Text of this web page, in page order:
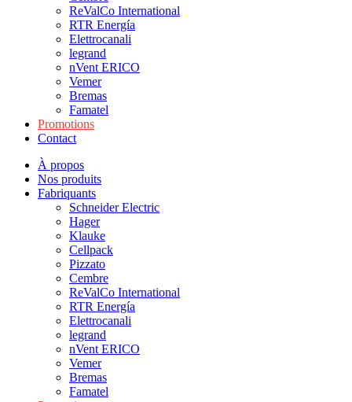
ReValCo International
RTR Energía
Elettrocanali
legrand
nVent ERICO
Vemer
Bremas
Famatel
Promotions
Contact
À propos
Nos produits
Fabriquants
Schneider Electric
Hager
Klauke
Cellpack
Pizzato
Cembre
ReValCo International
RTR Energía
Elettrocanali
legrand
nVent ERICO
Vemer
Bremas
Famatel